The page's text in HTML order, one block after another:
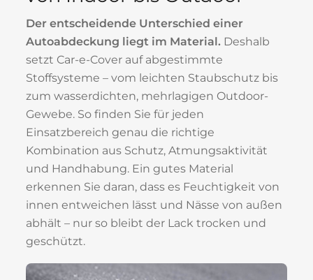
Der entscheidende Unterschied einer
Autoabdeckung liegt im Material. Deshalb
setzt Car-e-Cover auf abgestimmte
Stoffsysteme – vom leichten Staubschutz bis
zum wasserdichten, mehrlagigen Outdoor-
Gewebe. So finden Sie für jeden
Einsatzbereich genau die richtige
Kombination aus Schutz, Atmungsaktivität
und Handhabung. Ein gutes Material
erkennen Sie daran, dass es Feuchtigkeit von
innen entweichen lässt und Nässe von außen
abhält – nur so bleibt der Lack trocken und
geschützt.